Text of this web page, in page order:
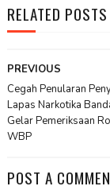
RELATED POSTS
PREVIOUS
Cegah Penularan
Lapas Narkotika
Gelar Pemeriksaan
WBP
POST A